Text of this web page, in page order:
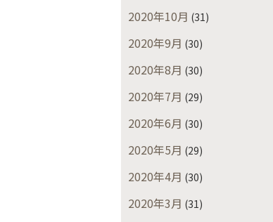
2020年10月 (31)
2020年9月 (30)
2020年8月 (30)
2020年7月 (29)
2020年6月 (30)
2020年5月 (29)
2020年4月 (30)
2020年3月 (31)